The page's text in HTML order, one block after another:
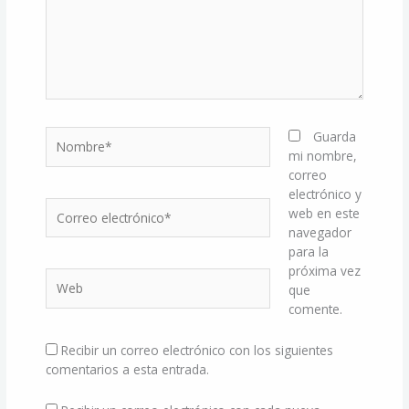
electrónico*
Guarda
mi nombre,
correo
electrónico y
web en este
navegador
para la
próxima vez
que
comente.
Recibir un correo electrónico con los siguientes
comentarios a esta entrada.